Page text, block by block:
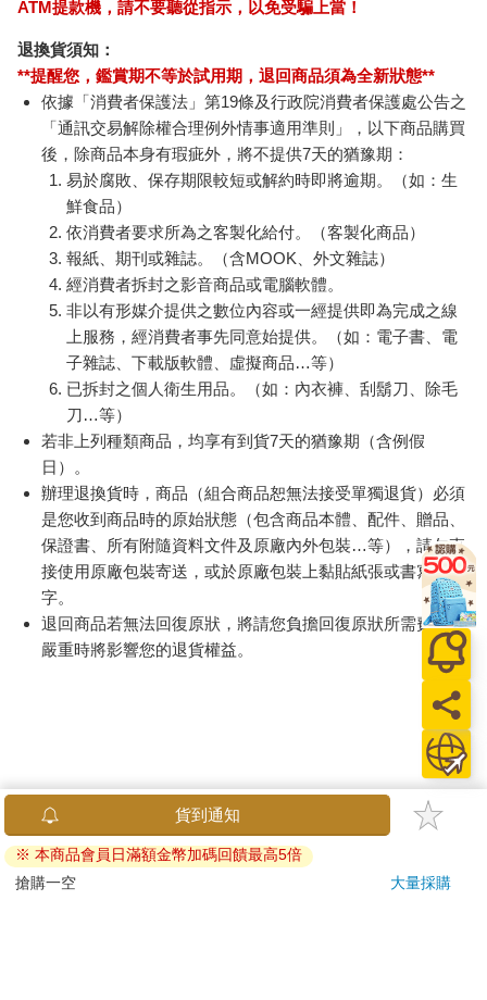
ATM提款機，請不要聽從指示，以免受騙上當！
退換貨須知：
**提醒您，鑑賞期不等於試用期，退回商品須為全新狀態**
依據「消費者保護法」第19條及行政院消費者保護處公告之
「通訊交易解除權合理例外情事適用準則」，以下商品購買
後，除商品本身有瑕疵外，將不提供7天的猶豫期：
易於腐敗、保存期限較短或解約時即將逾期。（如：生
鮮食品）
依消費者要求所為之客製化給付。（客製化商品）
報紙、期刊或雜誌。（含MOOK、外文雜誌）
經消費者拆封之影音商品或電腦軟體。
非以有形媒介提供之數位內容或一經提供即為完成之線
上服務，經消費者事先同意始提供。（如：電子書、電
子雜誌、下載版軟體、虛擬商品…等）
已拆封之個人衛生用品。（如：內衣褲、刮鬍刀、除毛
刀…等）
若非上列種類商品，均享有到貨7天的猶豫期（含例假
日）。
辦理退換貨時，商品（組合商品恕無法接受單獨退貨）必須
是您收到商品時的原始狀態（包含商品本體、配件、贈品、
保證書、所有附隨資料文件及原廠內外包裝…等），請勿直
接使用原廠包裝寄送，或於原廠包裝上黏貼紙張或書寫文
字。
退回商品若無法回復原狀，將請您負擔回復原狀所需費用，
嚴重時將影響您的退貨權益。
貨到通知
※ 本商品會員日滿額金幣加碼回饋最高5倍
搶購一空
大量採購